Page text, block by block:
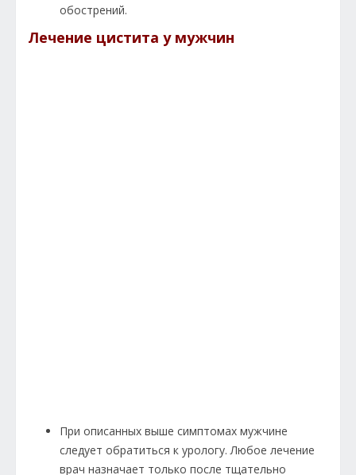
обострений.
Лечение цистита у мужчин
При описанных выше симптомах мужчине
следует обратиться к урологу. Любое лечение
врач назначает только после тщательно